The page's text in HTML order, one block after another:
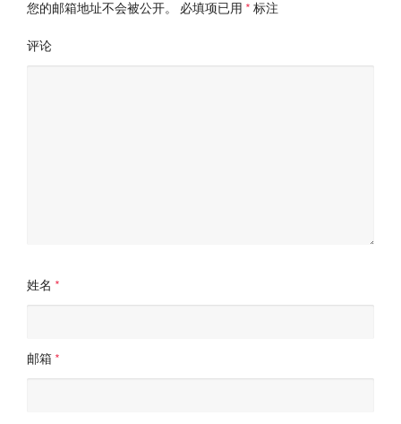
您的邮箱地址不会被公开。
必填项已用 * 标注
评论
姓名 *
邮箱 *